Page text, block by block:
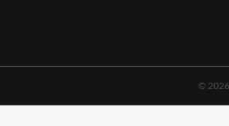
© 2026